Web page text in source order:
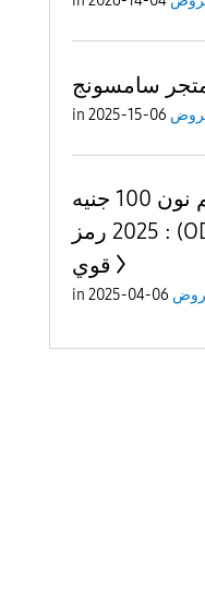
سامسونج
in 06-15-2025
كود خصم نون 100 جنيه
2025 رمز : (OD11) تخفيض
قوي
in 06-04-2025